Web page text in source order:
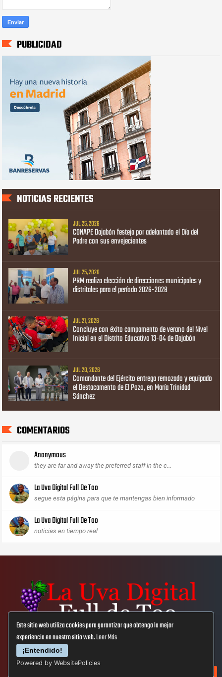
Este sitio web utiliza cookies para garantizar que obtenga la mejor
experiencia en nuestro sitio web.Leer Más
¡Entendido!
Powered by WebsitePolicies
PUBLICIDAD
NOTICIAS RECIENTES
JUL 25, 2026
CONAPE Dajabón festeja por adelantado el Día del
Padre con sus envejecientes
JUL 25, 2026
PRM realiza elección de direcciones municipales y
distritales para el período 2026-2028
JUL 21, 2026
Concluye con éxito campamento de verano del Nivel
Inicial en el Distrito Educativo 13-04 de Dajabón
JUL 20, 2026
Comandante del Ejército entrega remozado y equipado
el Destacamento de El Pozo, en María Trinidad
Sánchez
COMENTARIOS
Anonymous
they are far and away the preferred staff in the c...
La Uva Digital Full De Too
segue esta página para que te mantengas bien informado
La Uva Digital Full De Too
noticias en tiempo real
Aviso Lega Privacidad
© Copyright 2019